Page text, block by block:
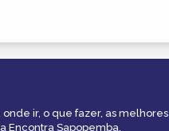
ir, o que fazer, as melhores
Encontra Sapopemba.